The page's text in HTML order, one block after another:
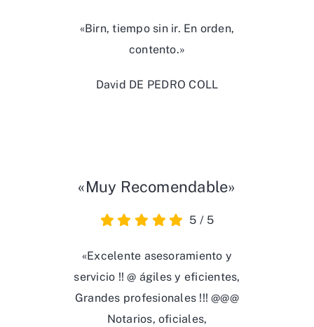
«Birn, tiempo sin ir. En orden,
contento.»
David DE PEDRO COLL
«Muy Recomendable»
5 / 5
«Excelente asesoramiento y
servicio !! @ ágiles y eficientes,
Grandes profesionales !!! @@@
Notarios, oficiales,